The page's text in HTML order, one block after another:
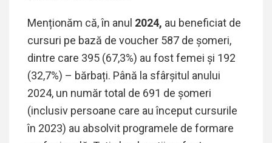
Menționăm că, în anul 2024, au beneficiat de
cursuri pe bază de voucher 587 de șomeri,
dintre care 395 (67,3%) au fost femei și 192
(32,7%) – bărbați. Până la sfârșitul anului
2024, un număr total de 691 de șomeri
(inclusiv persoane care au început cursurile
în 2023) au absolvit programele de formare